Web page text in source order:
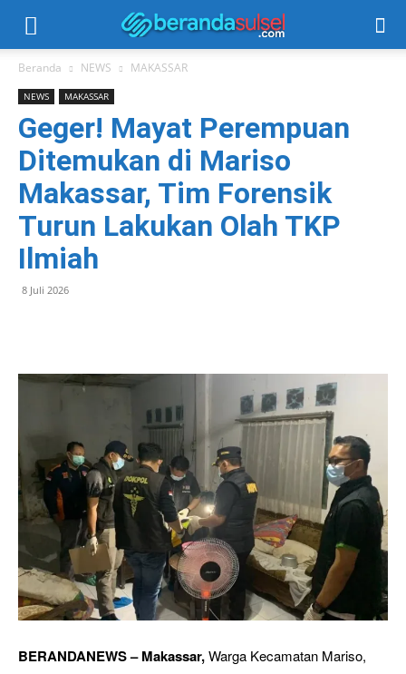
Beranda NEWS MAKASSAR
NEWS MAKASSAR
Geger! Mayat Perempuan
Ditemukan di Mariso
Makassar, Tim Forensik
Turun Lakukan Olah TKP
Ilmiah
8 Juli 2026
BERANDANEWS – Makassar,Warga Kecamatan Mariso,